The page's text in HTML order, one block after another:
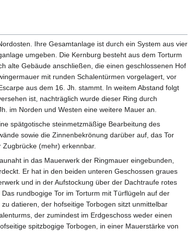
Ihre Gesamtanlage ist durch ein System aus vier
umgeben. Die Kernburg besteht aus dem Torturm
alte Gebäude anschließen, die einen geschlossenen Hof
mit runden Schalentürmen vorgelagert, vor
aus dem 16. Jh. stammt. In weitem Abstand folgt
ist, nachträglich wurde dieser Ring durch
im Norden und Westen eine weitere Mauer an.
spätgotische steinmetzmäßige Bearbeitung des
sowie die Zinnenbekrönung darüber auf, das Tor
(mehr) erkennbar.
in das Mauerwerk der Ringmauer eingebunden,
Er hat in den beiden unteren Geschossen graues
und in der Aufstockung über der Dachtraufe rotes
rundbogige Tor im Torturm mit Türflügeln auf der
datieren, der hofseitige Torbogen sitzt unmittelbar
der zumindest im Erdgeschoss weder einen
spitzbogige Torbogen, in einer Mauerstärke von